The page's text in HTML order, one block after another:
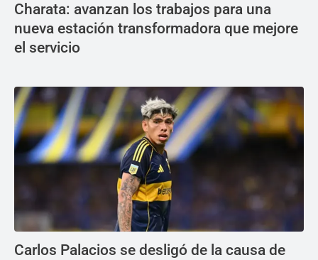
Charata: avanzan los trabajos para una
nueva estación transformadora que mejore
el servicio
Carlos Palacios se desligó de la causa de